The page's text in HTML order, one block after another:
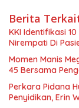
Berita
KKI Identifikasi
Nirempati Di
Momen Manis
45 Bersama
Perkara Pidana
Penyidikan, Erin